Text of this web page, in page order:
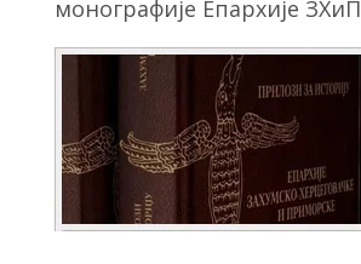
монографије Епархије ЗХиП